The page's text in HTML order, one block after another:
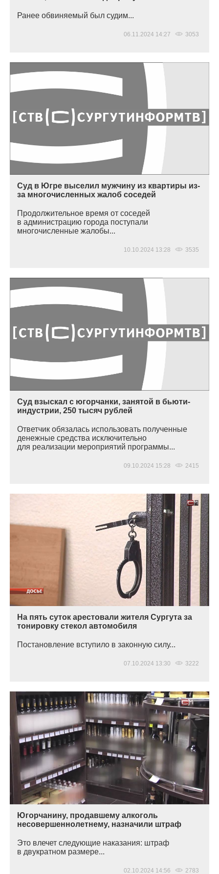
Ранее обвиняемый был судим...
06.11.2024 14:27 3053
Суд в Югре выселил мужчину из квартиры из-
за многочисленных жалоб соседей
Продолжительное время от соседей
в администрацию города поступали
многочисленные жалобы...
10.10.2024 13:28 3535
Суд взыскал с югорчанки, занятой в бьюти-
индустрии, 250 тысяч рублей
Ответчик обязалась использовать полученные
денежные средства исключительно
для реализации мероприятий программы...
09.10.2024 15:28 2415
На пять суток арестовали жителя Сургута за
тонировку стекол автомобиля
Постановление вступило в законную силу...
07.10.2024 13:30 3222
Югорчанину, продавшему алкоголь
несовершеннолетнему, назначили штраф
Это влечет следующие наказания: штраф
в двукратном размере...
02.10.2024 14:56 2783